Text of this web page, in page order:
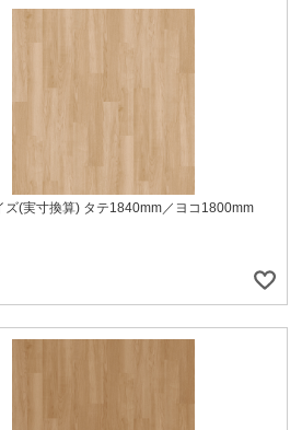
ズ(実寸換算) タテ1840mm／ヨコ1800mm